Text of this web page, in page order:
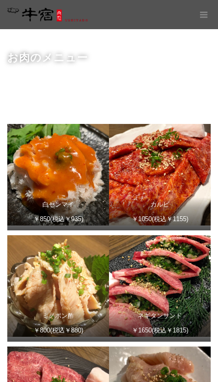
お肉のメニュー
白センマイ
￥850(税込￥935)
カルビ
￥1050(税込￥1155)
ミノポン酢
￥800(税込￥880)
ネギタンサンド
￥1650(税込￥1815)